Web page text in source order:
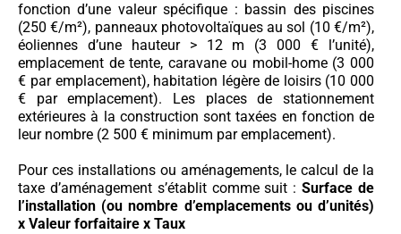
fonction d’une valeur spécifique : bassin des piscines
(250 €/m²), panneaux photovoltaïques au sol (10 €/m²),
éoliennes d’une hauteur > 12 m (3 000 € l’unité),
emplacement de tente, caravane ou mobil-home (3 000
€ par emplacement), habitation légère de loisirs (10 000
€ par emplacement). Les places de stationnement
extérieures à la construction sont taxées en fonction de
leur nombre (2 500 € minimum par emplacement).
Pour ces installations ou aménagements, le calcul de la
taxe d’aménagement s’établit comme suit :Surface de
l’installation (ou nombre d’emplacements ou d’unités)
x Valeur forfaitaire x Taux